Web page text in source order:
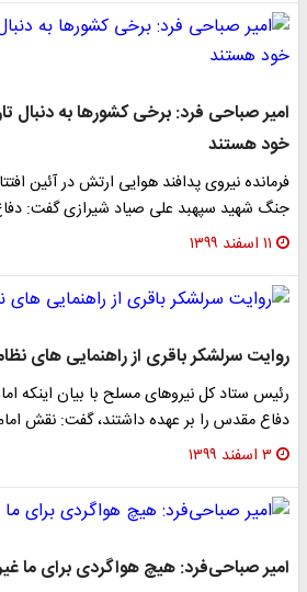
امیر صباحی فرد: برخی کشورها به دنبال
خود هستند
فرمانده نیروی پدافند هوایی ارتش در آئین
جنگ شهید سپهبد علی صیاد شیرازی گفت:
۱۱ اسفند ۱۳۹۹
روایت سرلشکر باقری از راهنمایی های
رئیس ستاد کل نیروهای مسلح با بیان اینکه
دفاع مقدس را بر عهده داشتند، گفت: نقش
۳ اسفند ۱۳۹۹
امیر صباحی‌فرد: هیچ هواگردی برای ما